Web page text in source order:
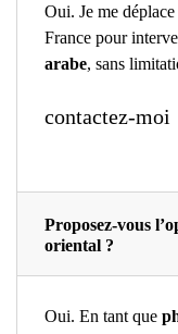
Oui. Je me
France pour
arabe, sans
contactez-moi
Proposez-vous
oriental ?
Oui. En tant que